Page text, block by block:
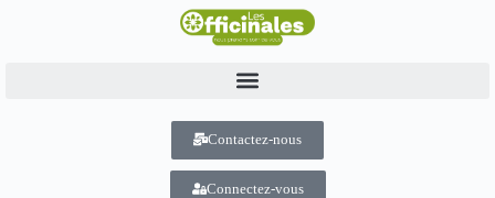
Contactez-nous
Connectez-vous